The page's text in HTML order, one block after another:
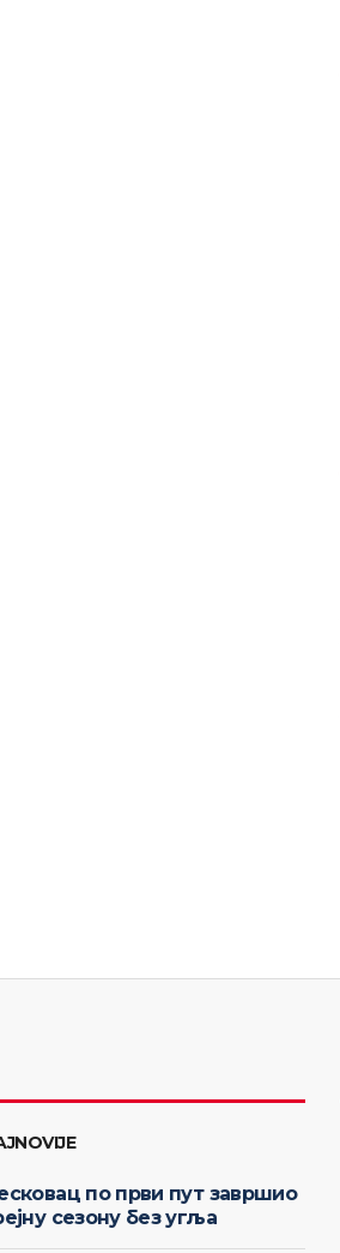
по први пут завршио
сезону без угља